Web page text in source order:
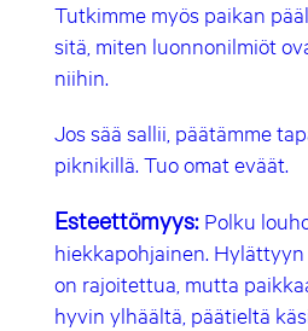
Tutkimme myös paikan
sitä, miten luonnonilmiöt
niihin.
Jos sää sallii, päätämme
piknikillä. Tuo omat eväät.
Esteettömyys: Polku
hiekkapohjainen.
on rajoitettua, mutta
hyvin ylhäältä, päätieltä